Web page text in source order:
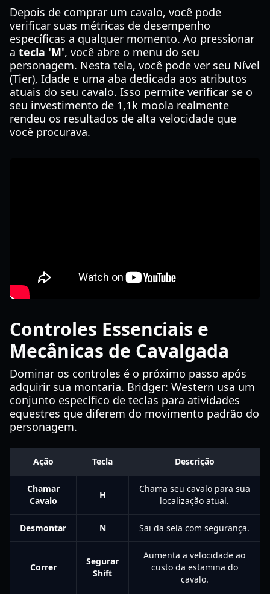
Depois de comprar um cavalo, você pode
verificar suas métricas de desempenho
específicas a qualquer momento. Ao pressionar
a tecla 'M', você abre o menu do seu
personagem. Nesta tela, você pode ver seu Nível
(Tier), Idade e uma aba dedicada aos atributos
atuais do seu cavalo. Isso permite verificar se o
seu investimento de 1,1k moola realmente
rendeu os resultados de alta velocidade que
você procurava.
Controles Essenciais e
Mecânicas de Cavalgada
Dominar os controles é o próximo passo após
adquirir sua montaria. Bridger: Western usa um
conjunto específico de teclas para atividades
equestres que diferem do movimento padrão do
personagem.
Ação Tecla Descrição
Chamar
Cavalo
H
Chama seu cavalo para sua
localização atual.
Desmontar N Sai da sela com segurança.
Correr
Segurar
Shift
Aumenta a velocidade ao
custo da estamina do
cavalo.